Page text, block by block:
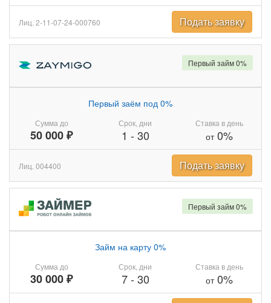
Лиц. 2-11-07-24-000760 Подать заявку
Сумма до
50 000 ₽
Первый заём под 0%
Срок, дни
1 - 30
Ставка в день
от0%
Первый займ 0%
Лиц. 004400 Подать заявку
Сумма до
30 000 ₽
Займ на карту 0%
Срок, дни
7- 30
Ставка в день
от0%
Первый займ 0%